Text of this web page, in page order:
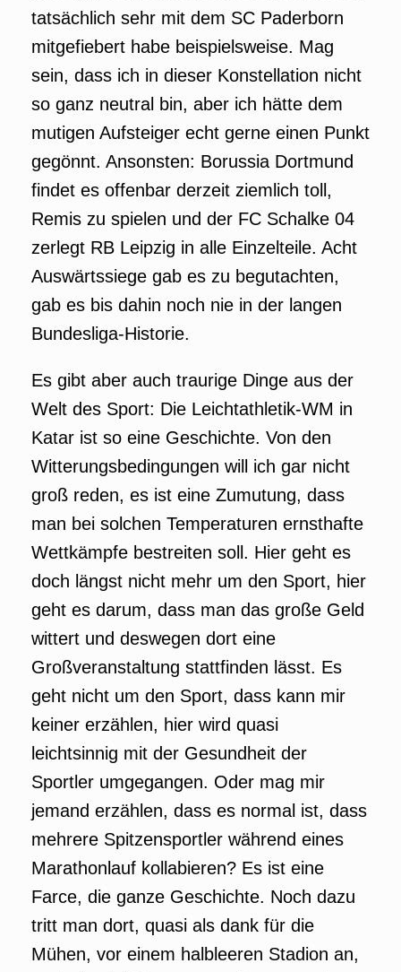
tatsächlich sehr mit dem SC Paderborn
mitgefiebert habe beispielsweise. Mag
sein, dass ich in dieser Konstellation nicht
so ganz neutral bin, aber ich hätte dem
mutigen Aufsteiger echt gerne einen Punkt
gegönnt. Ansonsten: Borussia Dortmund
findet es offenbar derzeit ziemlich toll,
Remis zu spielen und der FC Schalke 04
zerlegt RB Leipzig in alle Einzelteile. Acht
Auswärtssiege gab es zu begutachten,
gab es bis dahin noch nie in der langen
Bundesliga-Historie.
Es gibt aber auch traurige Dinge aus der
Welt des Sport: Die Leichtathletik-WM in
Katar ist so eine Geschichte. Von den
Witterungsbedingungen will ich gar nicht
groß reden, es ist eine Zumutung, dass
man bei solchen Temperaturen ernsthafte
Wettkämpfe bestreiten soll. Hier geht es
doch längst nicht mehr um den Sport, hier
geht es darum, dass man das große Geld
wittert und deswegen dort eine
Großveranstaltung stattfinden lässt. Es
geht nicht um den Sport, dass kann mir
keiner erzählen, hier wird quasi
leichtsinnig mit der Gesundheit der
Sportler umgegangen. Oder mag mir
jemand erzählen, dass es normal ist, dass
mehrere Spitzensportler während eines
Marathonlauf kollabieren? Es ist eine
Farce, die ganze Geschichte. Noch dazu
tritt man dort, quasi als dank für die
Mühen, vor einem halbleeren Stadion an,